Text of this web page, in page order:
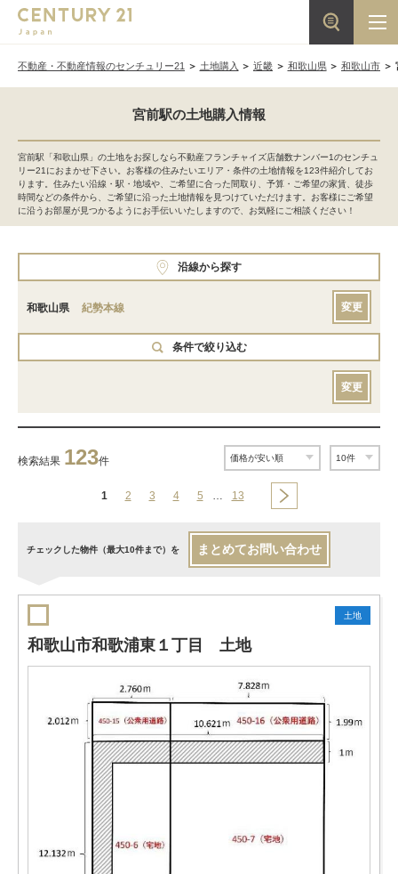
不動産・不動産情報のセンチュリー21 土地購入 近畿 和歌山県 和歌山市
宮前駅の土地購入情報
宮前駅「和歌山県」の土地をお探しなら不動産フランチャイズ店舗数ナンバー1のセンチュ
リー21におまかせ下さい。お客様の住みたいエリア・条件の土地情報を123件紹介してお
ります。住みたい沿線・駅・地域や、ご希望に合った間取り、予算・ご希望の家賃、徒歩
時間などの条件から、ご希望に沿った土地情報を見つけていただけます。お客様にご希望
に沿うお部屋が見つかるようにお手伝いいたしますので、お気軽にご相談ください！
沿線から探す
和歌山県 紀勢本線 変更
条件で絞り込む
変更
検索結果 123件
1 2 3 4 5 … 13
チェックした物件（最大10件まで）を まとめてお問い合わせ
土地
和歌山市和歌浦東１丁目 土地